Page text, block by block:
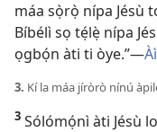
máa sọ̀rọ̀ nípa Jésù
Bíbélì sọ tẹ́lẹ̀ nípa
ọgbọ́n àti ti òye.”​—
3. Kí la máa jíròrò nínú
3 Sólómọ́nì àti Jésù